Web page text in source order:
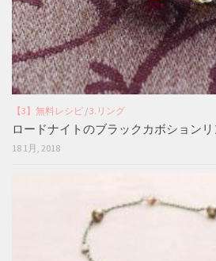
【3】無料レシピ /3.リング
ロードナイトのブラックカボション
18 1月, 2018